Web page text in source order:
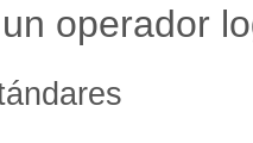
operador